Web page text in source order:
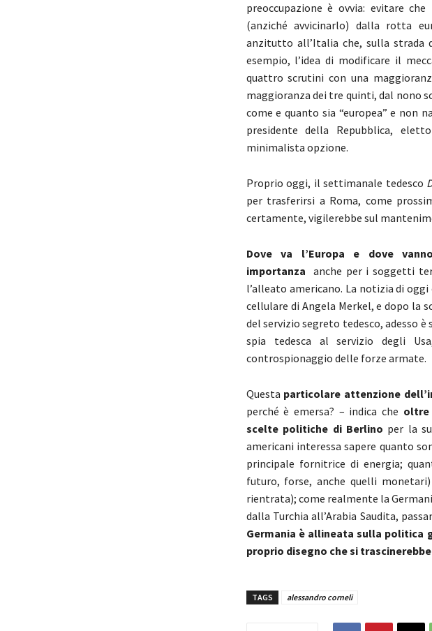
preoccupazione è ovvia: evitare
(anziché avvicinarlo) dalla rotta
anzitutto all’Italia che, sulla strada
esempio, l’idea di modificare il
quattro scrutini con una
maggioranza dei tre quinti, dal nono
come e quanto sia “europea” e non
presidente della Repubblica,
minimalista opzione.
Proprio oggi, il settimanale tedesco
per trasferirsi a Roma, come
certamente, vigilerebbe sul
Dove va l’Europa e dove
importanza anche per i soggetti
l’alleato americano. La notizia di
cellulare di Angela Merkel, e dopo la
del servizio segreto tedesco, adesso
spia tedesca al servizio degli
controspionaggio delle forze armate.
Questa particolare attenzione
perché è emersa? – indica che oltre
scelte politiche di Berlino per la
americani interessa sapere quanto
principale fornitrice di energia;
futuro, forse, anche quelli
rientrata); come realmente la
dalla Turchia all’Arabia Saudita,
Germania è allineata sulla politica
proprio disegno che si
TAGS alessandro corneli